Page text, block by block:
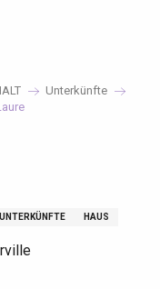
Unterkünfte
HAUS